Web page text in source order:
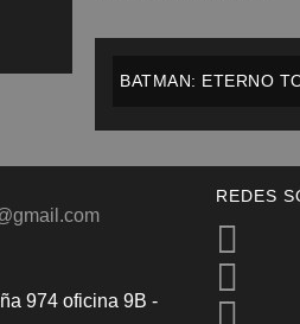
BATMAN: ETERNO
974 oficina 9B -
REDES